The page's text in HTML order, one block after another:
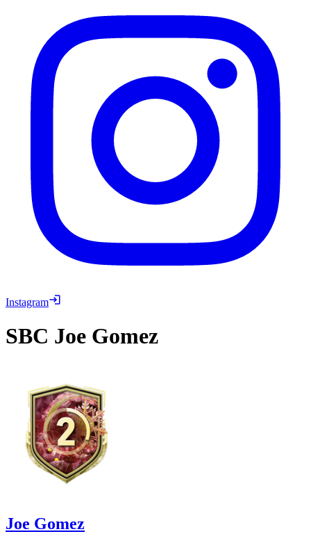
Instagram
SBC Joe Gomez
Joe Gomez